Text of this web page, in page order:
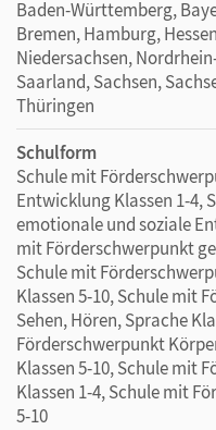
Baden-Württemberg,
Bremen, Hamburg,
Niedersachsen,
Saarland, Sachsen,
Thüringen
Schulform
Schule mit
Entwicklung Klassen 1-4,
emotionale und soziale
mit Förderschwerpunkt
Schule mit
Klassen 5-10, Schule mit
Sehen, Hören, Sprache
Förderschwerpunkt
Klassen 5-10, Schule mit
Klassen 1-4, Schule mit
5-10